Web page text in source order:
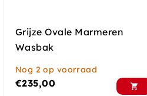
Grijze Ovale Marmeren
Wasbak
Nog 2 op voorraad
€235,00